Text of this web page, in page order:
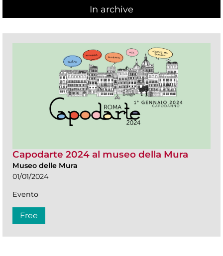
In archive
Capodarte 2024 al museo della Mura
Museo delle Mura
01/01/2024
Evento
Free